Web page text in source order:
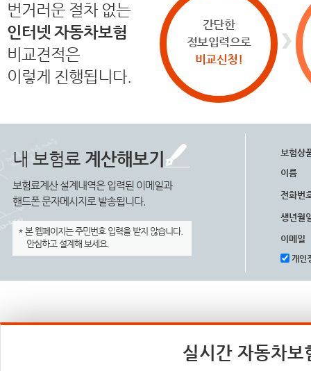
번거러운 절차 없는
인터넷 자동차보험
비교견적은
이렇게 진행됩니다.
간단한
정보입력으로
비교신청!
내 보험료 계산해보기
보험료계산 설계내역은 입력된 이메일과
핸드폰 문자메시지로 발송됩니다.
* 본 웹페이지는 주민번호 입력을 받지 않습니다.
안심하고 설계해 보세요.
보험상
이름
전화번
생년월
이메일
개인
실시간 자동차보